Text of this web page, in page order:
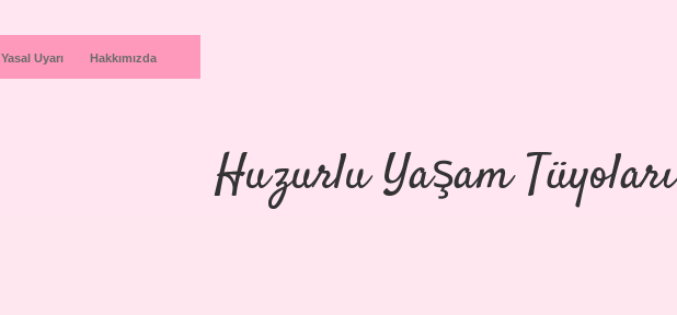
Yasal Uyarı Hakkımızda
Huzurlu Yaşam Tüyoları